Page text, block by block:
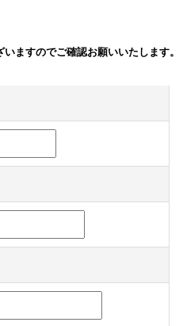
ますのでご確認お願いいたします。